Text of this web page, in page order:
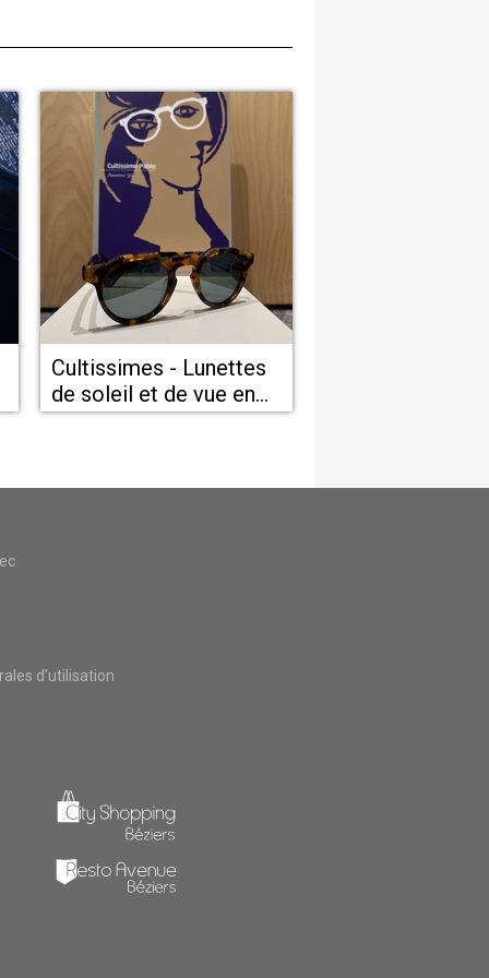
Cultissimes - Lunettes
de soleil et de vue en
centre-ville de
d'utilisation